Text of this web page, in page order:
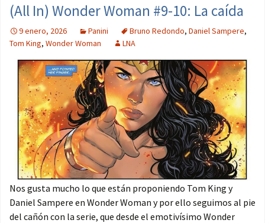
(All In) Wonder Woman #9-10: La caída
9 enero, 2026 Panini Bruno Redondo, Daniel Sampere,
Tom King, Wonder Woman LNA
Nos gusta mucho lo que están proponiendo Tom King y
Daniel Sampere en Wonder Woman y por ello seguimos al pie
del cañón con la serie, que desde el emotivísimo Wonder